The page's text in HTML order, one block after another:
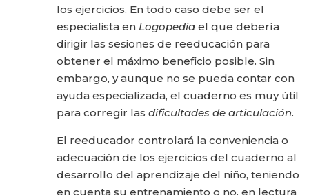
los ejercicios. En todo caso debe ser el
especialista en Logopedia el que debería
dirigir las sesiones de reeducación para
obtener el máximo beneficio posible. Sin
embargo, y aunque no se pueda contar con
ayuda especializada, el cuaderno es muy útil
para corregir las dificultades de articulación.
El reeducador controlará la conveniencia o
adecuación de los ejercicios del cuaderno al
desarrollo del aprendizaje del niño, teniendo
en cuenta su entrenamiento o no, en lectura